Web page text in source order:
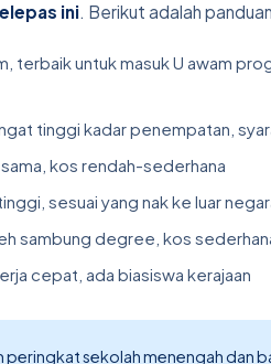
ini. Berikut adalah
terbaik untuk masuk U awam
tinggi kadar penempatan,
kos rendah-sederhana
sesuai yang nak ke luar
sambung degree, kos
cepat, ada biasiswa kerajaan
peringkat sekolah menengah dan